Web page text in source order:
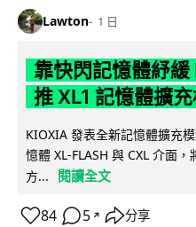
Lawton 1 日
靠快閃記憶體紓
推 XL1 記憶體擴充
KIOXIA 發表全新記憶體擴充
憶體 XL-FLASH 與 CXL 介面
方...
閱讀全文
84 5 ↗ 分享